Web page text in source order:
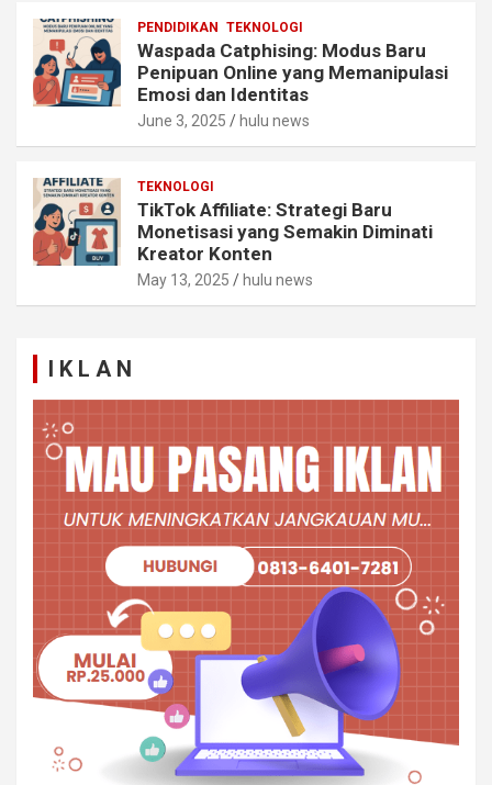
PENDIDIKAN TEKNOLOGI
Waspada Catphising: Modus Baru
Penipuan Online yang Memanipulasi
Emosi dan Identitas
June 3, 2025 hulu news
TEKNOLOGI
TikTok Affiliate: Strategi Baru
Monetisasi yang Semakin Diminati
Kreator Konten
May 13, 2025 hulu news
I K L A N